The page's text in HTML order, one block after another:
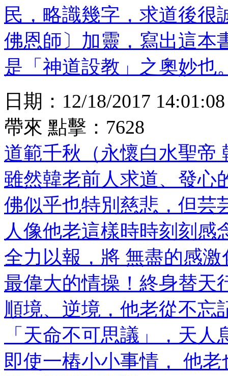
民，略識幾字，求道後很
佛恩師〕加靈，寫出這本
是「神道設教」之奧妙也
日期： 12/18/2017 14:01:08
帶來 點擊： 7628
道範千秋（永懷白水聖帝
雖然韓老前人求道、發心
佛似乎也特別慈悲，但芸
人像他老這樣時時刻刻感
全力以報，將 無盡的感
最偉大的情操！終身替天
順境、逆境，他老從不忘
「天命不可思議」，天
即使一樁小小事情， 他